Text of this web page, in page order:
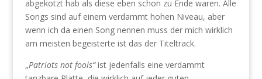
abgekotzt hab als diese eben schon zu Ende waren. Alle
Songs sind auf einem verdammt hohen Niveau, aber
wenn ich da einen Song nennen muss der mich wirklich
am meisten begeisterte ist das der Titeltrack.
„Patriots not fools“ist jedenfalls eine verdammt